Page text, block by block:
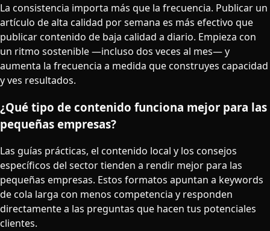
La consistencia importa más que la frecuencia. Publicar un
artículo de alta calidad por semana es más efectivo que
publicar contenido de baja calidad a diario. Empieza con
un ritmo sostenible —incluso dos veces al mes— y
aumenta la frecuencia a medida que construyes capacidad
y ves resultados.
¿Qué tipo de contenido funciona mejor para las
pequeñas empresas?
Las guías prácticas, el contenido local y los consejos
específicos del sector tienden a rendir mejor para las
pequeñas empresas. Estos formatos apuntan a keywords
de cola larga con menos competencia y responden
directamente a las preguntas que hacen tus potenciales
clientes.